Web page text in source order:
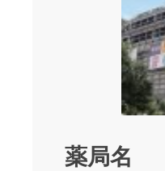
薬局名